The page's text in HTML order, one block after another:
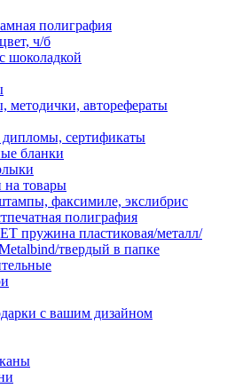
полиграфия
ч/б
шоколадкой
авторефераты
сертификаты
бланки
на товары
факсимиле, экслибрис
полиграфия
пружина пластиковая/металл/
твердый в папке
с вашим дизайном